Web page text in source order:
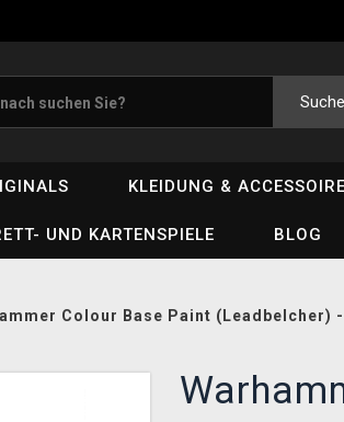
Suche
KLEIDUNG &
UND KARTENSPIELE BLOG
Colour Base Paint (Leadbelcher)